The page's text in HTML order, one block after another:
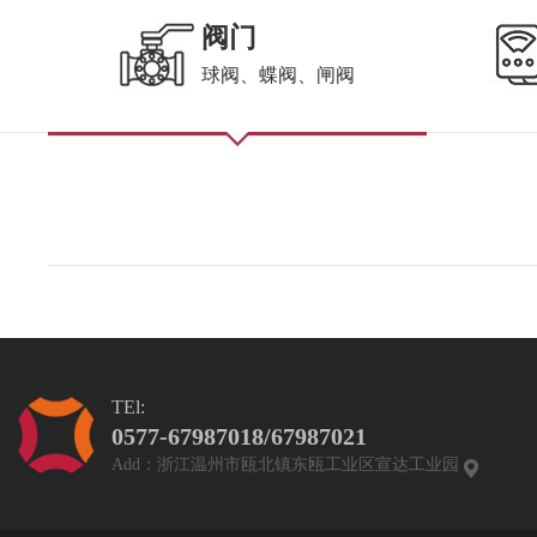
阀门
球阀、蝶阀、闸阀
TEl:
0577-67987018/67987021
Add：浙江温州市瓯北镇东瓯工业区宣达工业园